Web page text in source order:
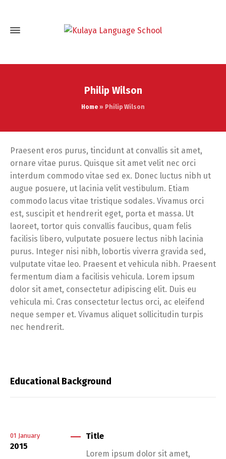
Philip Wilson
Home » Philip Wilson
Praesent eros purus, tincidunt at convallis sit amet,
ornare vitae purus. Quisque sit amet velit nec orci
interdum commodo vitae sed ex. Donec luctus nibh ut
augue posuere, ut lacinia velit vestibulum. Etiam
commodo lacus vitae tristique sodales. Vivamus orci
est, suscipit et hendrerit eget, porta et massa. Ut
laoreet, tortor quis convallis faucibus, quam felis
facilisis libero, vulputate posuere lectus nibh lacinia
purus. Integer nisi nibh, lobortis viverra gravida sed,
vulputate vitae leo. Praesent et vehicula nibh. Praesent
fermentum diam a facilisis vehicula. Lorem ipsum
dolor sit amet, consectetur adipiscing elit. Duis eu
vehicula mi. Cras consectetur lectus orci, ac eleifend
neque semper et. Vivamus aliquet sollicitudin turpis
nec hendrerit.
Educational Background
01 January
2015
Title
Lorem ipsum dolor sit amet,